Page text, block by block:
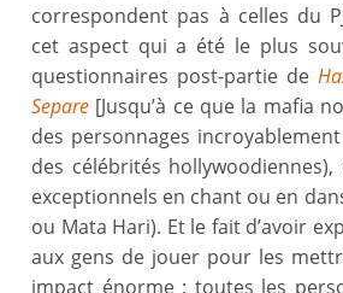
correspondent pas à celles du
cet aspect qui a été le plus
questionnaires post-partie de
Separe [Jusqu’à ce que la mafia
des personnages
des célébrités
exceptionnels en chant ou en
ou Mata Hari). Et le fait d’avoir
aux gens de jouer pour les
impact énorme : toutes les